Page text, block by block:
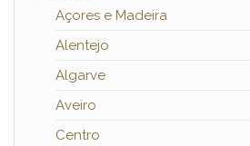
Açores e Madeira
Alentejo
Algarve
Aveiro
Centro